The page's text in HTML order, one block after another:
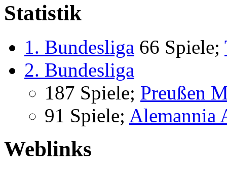
Statistik
1. Bundesliga 66 Spiele;
2. Bundesliga
187 Spiele; Preußen
91 Spiele; Alemannia
Weblinks